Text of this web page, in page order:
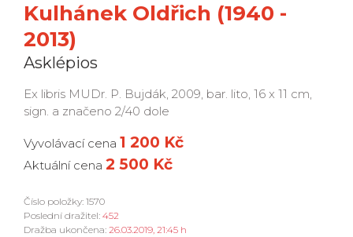
Kulhánek Oldřich (1940 -
2013)
Asklépios
Ex libris MUDr. P. Bujdák, 2009, bar. lito, 16 x 11 cm,
sign. a značeno 2/40 dole
Vyvolávací cena 1 200 Kč
Aktuální cena 2 500 Kč
Číslo položky: 1570
Poslední dražitel: 452
Dražba ukončena: 26.03.2019, 21:45 h